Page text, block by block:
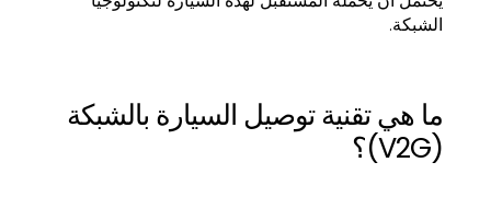
الشبكة.
ما هي تقنية توصيل السيارة بالشبكة
(V2G)؟